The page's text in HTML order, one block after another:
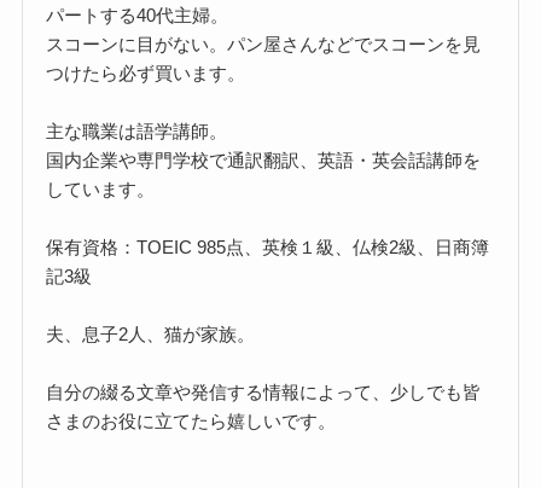
パートする40代主婦。
スコーンに目がない。パン屋さんなどでスコーンを見
つけたら必ず買います。
主な職業は語学講師。
国内企業や専門学校で通訳翻訳、英語・英会話講師を
しています。
保有資格：TOEIC 985点、英検１級、仏検2級、日商簿
記3級
夫、息子2人、猫が家族。
自分の綴る文章や発信する情報によって、少しでも皆
さまのお役に立てたら嬉しいです。